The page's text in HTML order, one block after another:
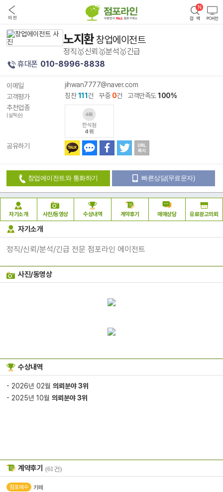
노지환창업에이전트
정직🥇신뢰🥇분석🥇긴급
휴대폰 010-8996-8838
이메일
jihwan7777@naver.com
고객평가
칭찬111 건 꾸중 0건 고객만족도100%
추천업종
(실적순)
한식점
4위
공유하기
창업에이전트와 통화하기 빠른상담(무료문자)
자기소개 사진/동영상 수상내역 계약후기 매매상담 유료광고의뢰
자기소개
정직/신뢰/분석/긴급 전문 점포라인 에이전트
사진/동영상
수상내역
- 2026년 02월의뢰분야 3위
- 2025년 10월의뢰분야 3위
계약후기 (61건)
점포매수 카페